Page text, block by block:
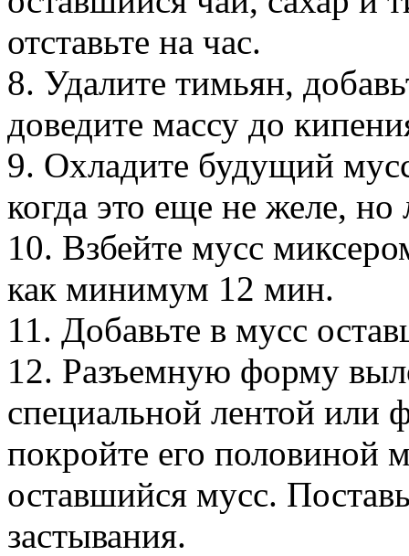
отставьте на час.
8. Удалите тимьян,
доведите массу до
9. Охладите будущий
когда это еще не желе, но
10. Взбейте мусс
как минимум 12 мин.
11. Добавьте в мусс
12. Разъемную форму
специальной лентой или
покройте его половиной
оставшийся мусс.
застывания.